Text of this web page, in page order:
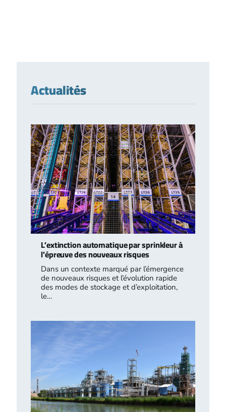
Actualités
L’extinction automatique par sprinkleur à
l’épreuve des nouveaux risques
Dans un contexte marqué par l’émergence
de nouveaux risques et l’évolution rapide
des modes de stockage et d’exploitation,
le…